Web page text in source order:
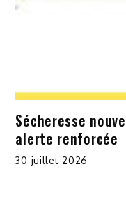
Sécheresse
alerte renforcée
30 juillet 2026